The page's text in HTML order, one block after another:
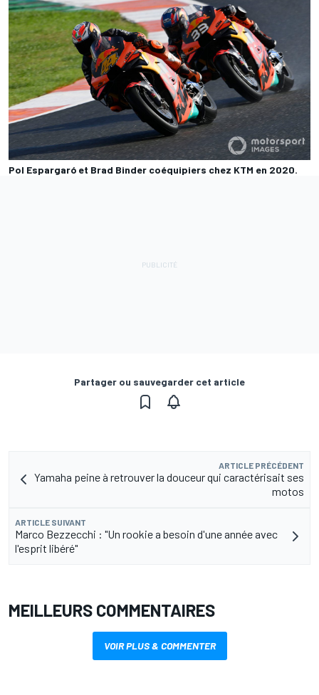
Pol Espargaró et Brad Binder coéquipiers chez KTM en 2020.
Partager ou sauvegarder cet article
ARTICLE PRÉCÉDENT
Yamaha peine à retrouver la douceur qui caractérisait ses
motos
ARTICLE SUIVANT
Marco Bezzecchi : "Un rookie a besoin d'une année avec
l'esprit libéré"
MEILLEURS COMMENTAIRES
VOIR PLUS & COMMENTER